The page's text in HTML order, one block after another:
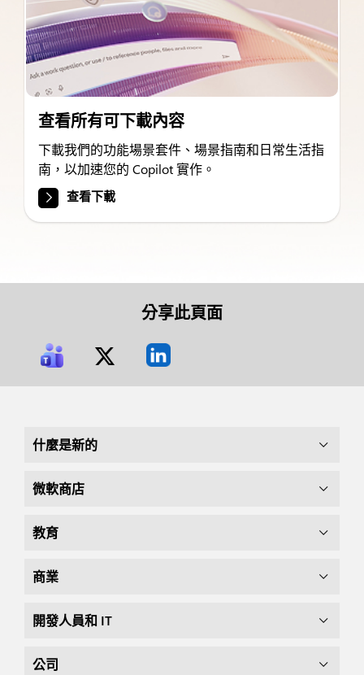
查看所有可下載內容
下載我們的功能場景套件、場景指南和日常生活指
南，以加速您的 Copilot 實作。
查看下載
分享此頁面
什麼是新的
微軟商店
教育
商業
開發人員和 IT
公司